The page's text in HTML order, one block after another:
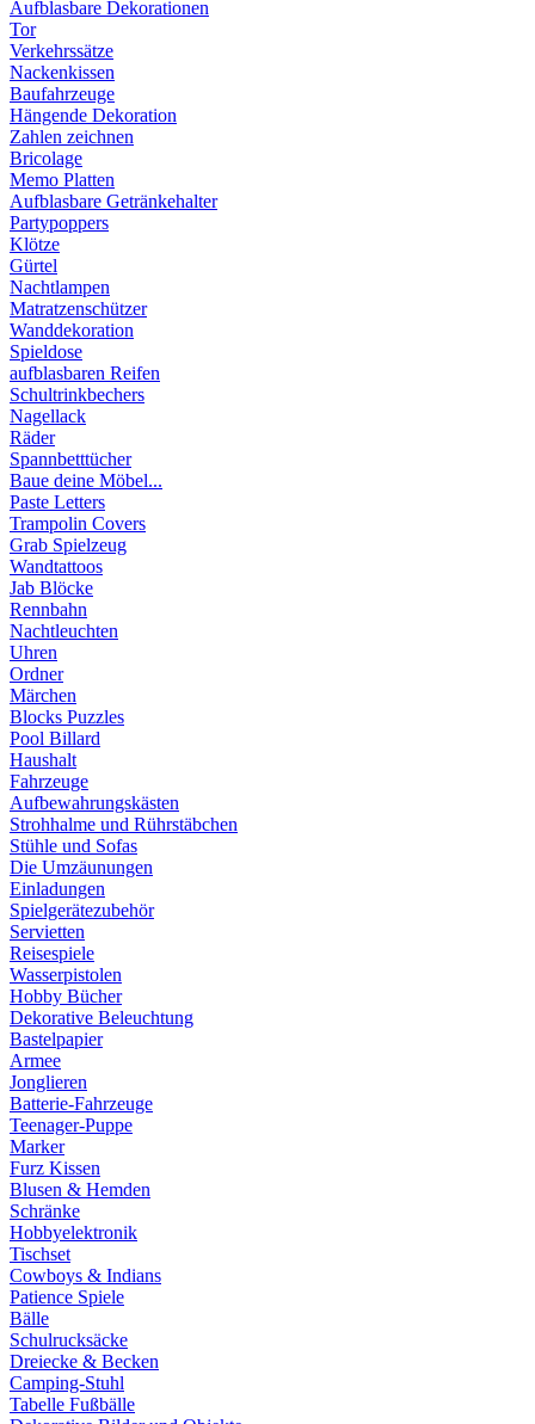
Aufblasbare Dekorationen
Tor
Verkehrssätze
Nackenkissen
Baufahrzeuge
Hängende Dekoration
Zahlen zeichnen
Bricolage
Memo Platten
Aufblasbare Getränkehalter
Partypoppers
Klötze
Gürtel
Nachtlampen
Matratzenschützer
Wanddekoration
Spieldose
aufblasbaren Reifen
Schultrinkbechers
Nagellack
Räder
Spannbetttücher
Baue deine Möbel...
Paste Letters
Trampolin Covers
Grab Spielzeug
Wandtattoos
Jab Blöcke
Rennbahn
Nachtleuchten
Uhren
Ordner
Märchen
Blocks Puzzles
Pool Billard
Haushalt
Fahrzeuge
Aufbewahrungskästen
Strohhalme und Rührstäbchen
Stühle und Sofas
Die Umzäunungen
Einladungen
Spielgerätezubehör
Servietten
Reisespiele
Wasserpistolen
Hobby Bücher
Dekorative Beleuchtung
Bastelpapier
Armee
Jonglieren
Batterie-Fahrzeuge
Teenager-Puppe
Marker
Furz Kissen
Blusen & Hemden
Schränke
Hobbyelektronik
Tischset
Cowboys & Indians
Patience Spiele
Bälle
Schulrucksäcke
Dreiecke & Becken
Camping-Stuhl
Tabelle Fußbälle